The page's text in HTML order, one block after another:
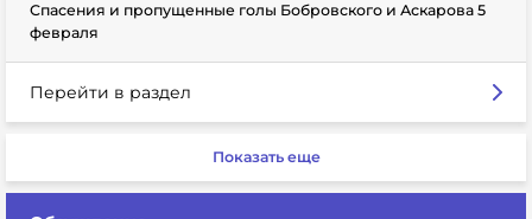
Спасения и пропущенные голы Бобровского и Аскарова 5
февраля
Перейти в раздел
Показать еще